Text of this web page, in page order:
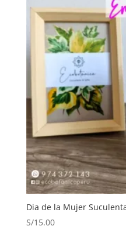
S/209.00.S/
Dia de la Mujer
S/15.00